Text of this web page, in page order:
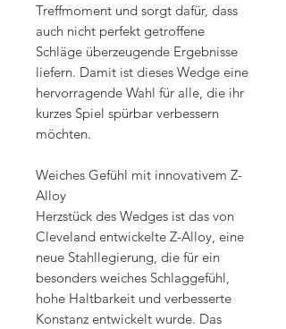
Treffmoment und sorgt dafür, dass
auch nicht perfekt getroffene
Schläge überzeugende Ergebnisse
liefern. Damit ist dieses Wedge eine
hervorragende Wahl für alle, die ihr
kurzes Spiel spürbar verbessern
möchten.
Weiches Gefühl mit innovativem Z-
Alloy
Herzstück des Wedges ist das von
Cleveland entwickelte Z-Alloy, eine
neue Stahllegierung, die für ein
besonders weiches Schlaggefühl,
hohe Haltbarkeit und verbesserte
Konstanz entwickelt wurde. Das